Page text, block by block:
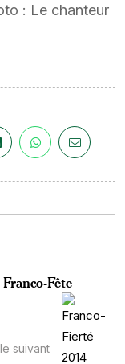
: Le chanteur
Fête
suivant